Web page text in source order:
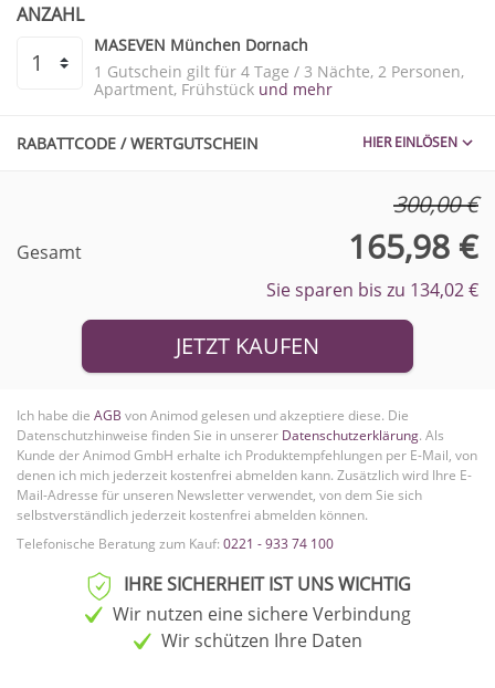
ANZAHL
MASEVEN München Dornach
1 Gutschein gilt für 4 Tage / 3 Nächte 2 Personen
Apartment Frühstück und mehr
RABATTCODE / WERTGUTSCHEIN HIER EINLÖSEN
300,00 €
Gesamt 165,98 €
Sie sparen bis zu 134,02 €
JETZT KAUFEN
Ich habe die AGB von Animod gelesen und akzeptiere diese. Die
Datenschutzhinweise finden Sie in unserer Datenschutzerklärung. Als
Kunde der Animod GmbH erhalte ich Produktempfehlungen per E-Mail, von
denen ich mich jederzeit kostenfrei abmelden kann. Zusätzlich wird Ihre E-
Mail-Adresse für unseren Newsletter verwendet, von dem Sie sich
selbstverständlich jederzeit kostenfrei abmelden können.
Telefonische Beratung zum Kauf: 0221 - 933 74 100
IHRE SICHERHEIT IST UNS WICHTIG
Wir nutzen eine sichere Verbindung
Wir schützen Ihre Daten